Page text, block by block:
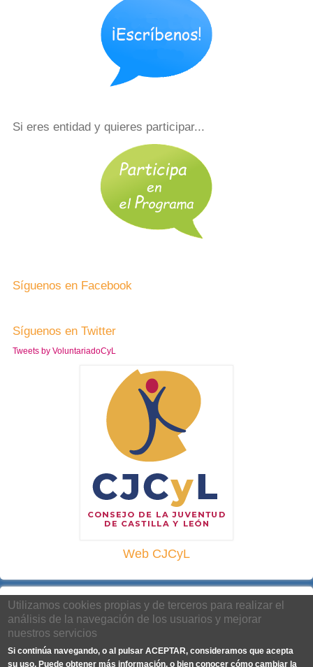
Si eres entidad y quieres participar...
Síguenos en Facebook
Síguenos en Twitter
Tweets by VoluntariadoCyL
Web CJCyL
Utilizamos cookies propias y de terceros para realizar el
análisis de la navegación de los usuarios y mejorar
nuestros servicios
Si continúa navegando, o al pulsar ACEPTAR, consideramos que acepta
su uso. Puede obtener más información, o bien conocer cómo cambiar la